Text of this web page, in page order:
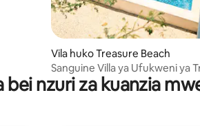
Vila huko Treasure Beach
Sanguine Villa ya Ufukweni ya
Beach ya Majira ya Kiangazi
bei nzuri za kuanzia